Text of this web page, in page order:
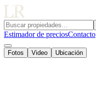
Estimador de preciosContacto
Fotos Video Ubicación